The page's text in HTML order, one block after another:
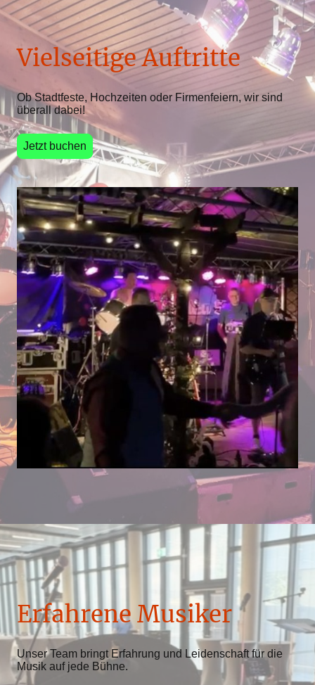
Vielseitige Auftritte
Ob Stadtfeste, Hochzeiten oder Firmenfeiern, wir sind
überall dabei!
Jetzt buchen
Erfahrene Musiker
Unser Team bringt Erfahrung und Leidenschaft für die
Musik auf jede Bühne.